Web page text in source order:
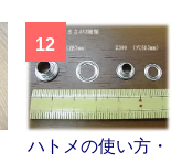
12
ハトメの使い方・